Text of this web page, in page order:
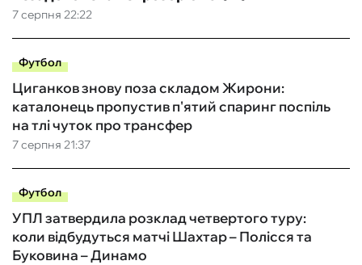
7 серпня 22:22
Футбол
7 серпня 21:37
Циганков знову поза складом Жирони:
каталонець пропустив п'ятий спаринг поспіль
на тлі чуток про трансфер
Футбол
УПЛ затвердила розклад четвертого туру:
коли відбудуться матчі Шахтар – Полісся та
Буковина – Динамо